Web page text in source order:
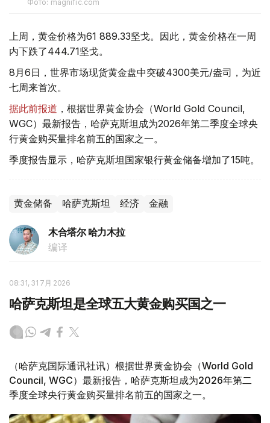
Фото: magnific.com
上周，黄金价格为61 889.33坚戈。因此，黄金价格在一周
内下跌了444.71坚戈。
8月6日，世界市场现货黄金盘中突破4300美元/盎司，为近
七周来首次。
据此前报道 ，根据世界黄金协会（World Gold Council,
WGC）最新报告，哈萨克斯坦成为2026年第二季度全球央
行黄金购买量排名前五的国家之一。
季度报告显示，哈萨克斯坦国家银行黄金储备增加了15吨。
黄金储备 哈萨克斯坦 经济 金融
木合塔尔 哈力木拉
编译
08:31, 31 7月 2026
哈萨克斯坦是全球五大黄金购买国之一
（哈萨克国际通讯社讯）根据世界黄金协会（World Gold
Council, WGC）最新报告，哈萨克斯坦成为2026年第二
季度全球央行黄金购买量排名前五的国家之一。